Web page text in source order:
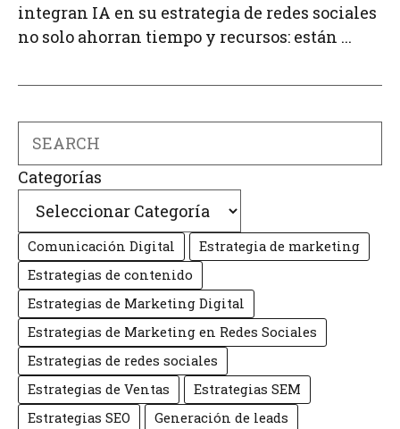
integran IA en su estrategia de redes sociales
no solo ahorran tiempo y recursos: están ...
Search
Categorías
Comunicación Digital
Estrategia de marketing
Estrategias de contenido
Estrategias de Marketing Digital
Estrategias de Marketing en Redes Sociales
Estrategias de redes sociales
Estrategias de Ventas
Estrategias SEM
Estrategias SEO
Generación de leads